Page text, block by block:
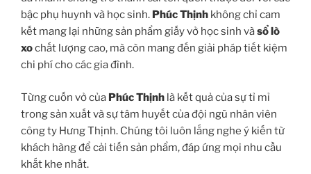
bậc phụ huynh và học sinh. Phúc Thịnh không chỉ cam
kết mang lại những sản phẩm giấy vở học sinh vàsổ lò
xochất lượng cao, mà còn mang đến giải pháp tiết kiệm
chi phí cho các gia đình.
Từng cuốn vở của Phúc Thịnh là kết quả của sự tỉ mỉ
trong sản xuất và sự tâm huyết của đội ngũ nhân viên
công ty Hưng Thịnh. Chúng tôi luôn lắng nghe ý kiến từ
khách hàng để cải tiến sản phẩm, đáp ứng mọi nhu cầu
khắt khe nhất.